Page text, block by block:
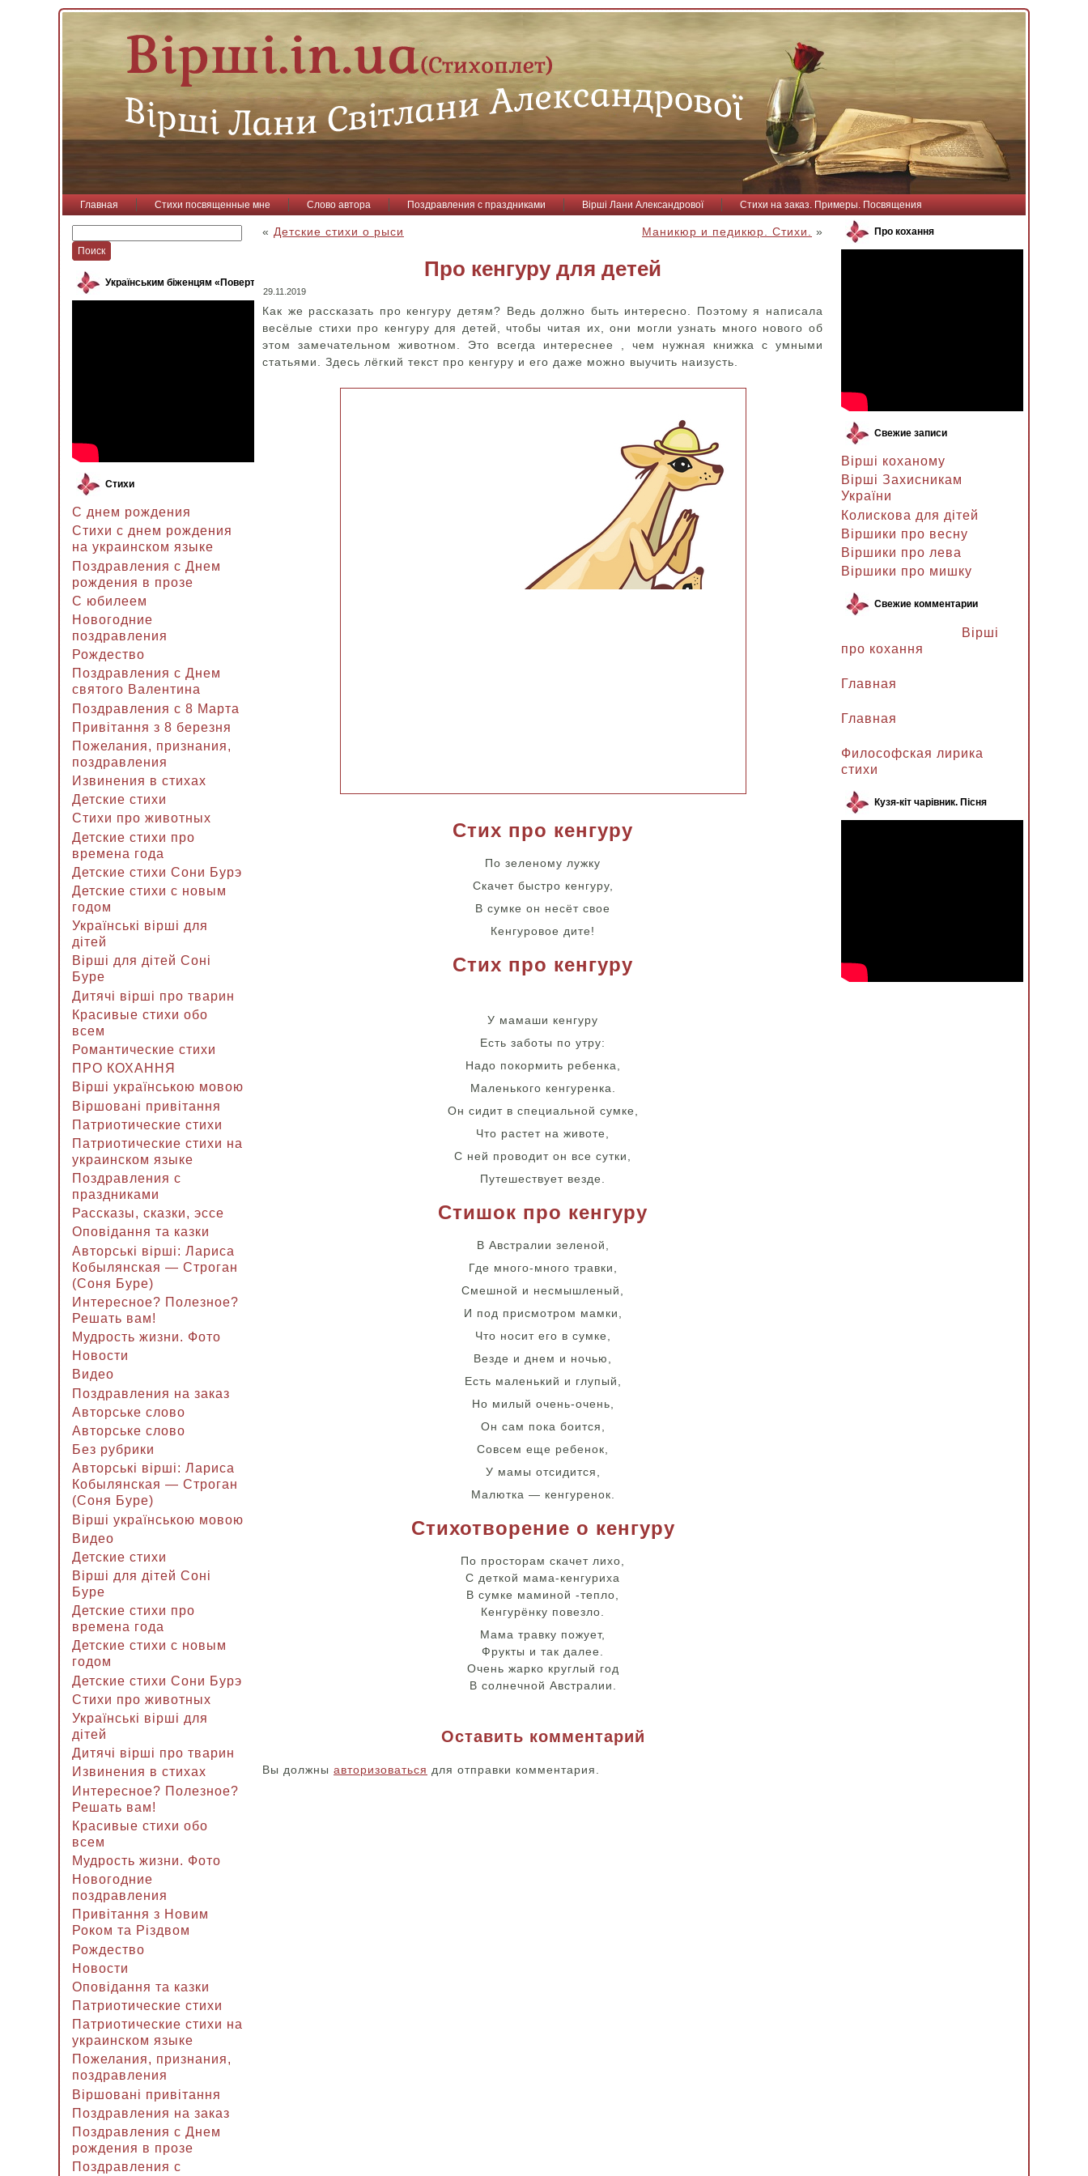
Главная Стихи посвященные мне Слово автора Поздравления с праздниками Вірші Лани Александрової Стихи на заказ. Примеры. Посвящения
Українським біженцям «Повертайся, пташко»
Стихи
С днем рождения
Стихи с днем рождения
на украинском языке
Поздравления с Днем
рождения в прозе
C юбилеем
Новогодние
поздравления
Рождество
Поздравления с Днем
святого Валентина
Поздравления с 8 Марта
Привітання з 8 березня
Пожелания, признания,
поздравления
Извинения в стихах
Детские стихи
Стихи про животных
Детские стихи про
времена года
Детские стихи Сони Бурэ
Детские стихи с новым
годом
Українські вірші для
дітей
Вірші для дітей Соні
Буре
Дитячі вірші про тварин
Красивые стихи обо
всем
Романтические стихи
ПРО КОХАННЯ
Вірші українською мовою
Віршовані привітання
Патриотические стихи
Патриотические стихи на
украинском языке
Поздравления с
праздниками
Рассказы, сказки, эссе
Оповідання та казки
Авторські вірші: Лариса
Кобылянская — Строган
(Соня Буре)
Интересное? Полезное?
Решать вам!
Мудрость жизни. Фото
Новости
Видео
Поздравления на заказ
Авторське слово
Авторське слово
Без рубрики
Авторські вірші: Лариса
Кобылянская — Строган
(Соня Буре)
Вірші українською мовою
Видео
Детские стихи
Вірші для дітей Соні
Буре
Детские стихи про
времена года
Детские стихи с новым
годом
Детские стихи Сони Бурэ
Стихи про животных
Українські вірші для
дітей
Дитячі вірші про тварин
Извинения в стихах
Интересное? Полезное?
Решать вам!
Красивые стихи обо
всем
Мудрость жизни. Фото
Новогодние
поздравления
Привітання з Новим
Роком та Різдвом
Рождество
Новости
Оповідання та казки
Патриотические стихи
Патриотические стихи на
украинском языке
Пожелания, признания,
поздравления
Віршовані привітання
Поздравления на заказ
Поздравления с Днем
рождения в прозе
Поздравления с
« Детские стихи о рыси Маникюр и педикюр. Стихи. »
Про кенгуру для детей
29.11.2019
Как же рассказать про кенгуру детям? Ведь должно быть интересно. Поэтому я написала
весёлые стихи про кенгуру для детей, чтобы читая их, они могли узнать много нового об
этом замечательном животном. Это всегда интереснее , чем нужная книжка с умными
статьями. Здесь лёгкий текст про кенгуру и его даже можно выучить наизусть.
Стих про кенгуру
По зеленому лужку
Скачет быстро кенгуру,
В сумке он несёт свое
Кенгуровое дите!
Стих про кенгуру
У мамаши кенгуру
Есть заботы по утру:
Надо покормить ребенка,
Маленького кенгуренка.
Он сидит в специальной сумке,
Что растет на животе,
С ней проводит он все сутки,
Путешествует везде.
Стишок про кенгуру
В Австралии зеленой,
Где много-много травки,
Смешной и несмышленый,
И под присмотром мамки,
Что носит его в сумке,
Везде и днем и ночью,
Есть маленький и глупый,
Но милый очень-очень,
Он сам пока боится,
Совсем еще ребенок,
У мамы отсидится,
Малютка — кенгуренок.
Стихотворение о кенгуру
По просторам скачет лихо,
С деткой мама-кенгуриха
В сумке маминой -тепло,
Кенгурёнку повезло.
Мама травку пожует,
Фрукты и так далее.
Очень жарко круглый год
В солнечной Австралии.
Оставить комментарий
Вы должны авторизоваться для отправки комментария.
Про кохання
Свежие записи
Вірші коханому
Вірші Захисникам
України
Колискова для дітей
Віршики про весну
Віршики про лева
Віршики про мишку
Свежие комментарии
Вірші
про кохання
Главная
Главная
Философская лирика
стихи
Кузя-кіт чарівник. Пісня